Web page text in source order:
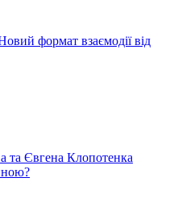
формат взаємодії від
та Євгена Клопотенка